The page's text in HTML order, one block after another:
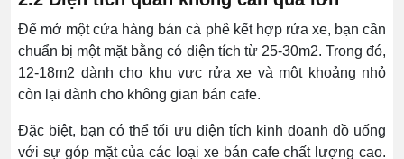
Để mở một cửa hàng bán cà phê kết hợp rửa xe, bạn cần
chuẩn bị một mặt bằng có diện tích từ 25-30m2. Trong đó,
12-18m2 dành cho khu vực rửa xe và một khoảng nhỏ
còn lại dành cho không gian bán cafe.
Đặc biệt, bạn có thể tối ưu diện tích kinh doanh đồ uống
với sự góp mặt của các loại xe bán cafe chất lượng cao.